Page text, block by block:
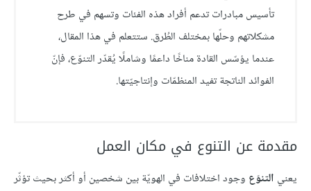
تأسيس مبادرات تدعم أفراد هذه الفئات وتسهم في طرح
مشكلاتهم وحلّها بمختلف الطُرق. ستتعلم في هذا المقال،
عندما يؤسّس القادة مناخًا داعمًا وشاملًا يُقدّر التنوّع، فإنّ
الفوائد الناتجة تفيد المنظمّات وإنتاجيّتها.
مقدمة عن التنوع في مكان العمل
يعني التنوّع وجود اختلافات في الهويّة بين شخصين أو أكثر بحيث تؤثّر